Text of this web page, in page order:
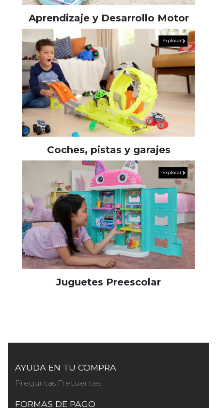
Aprendizaje y Desarrollo Motor
Coches, pistas y garajes
Juguetes Preescolar
AYUDA EN TU COMPRA
Preguntas Frecuentes
FORMAS DE PAGO